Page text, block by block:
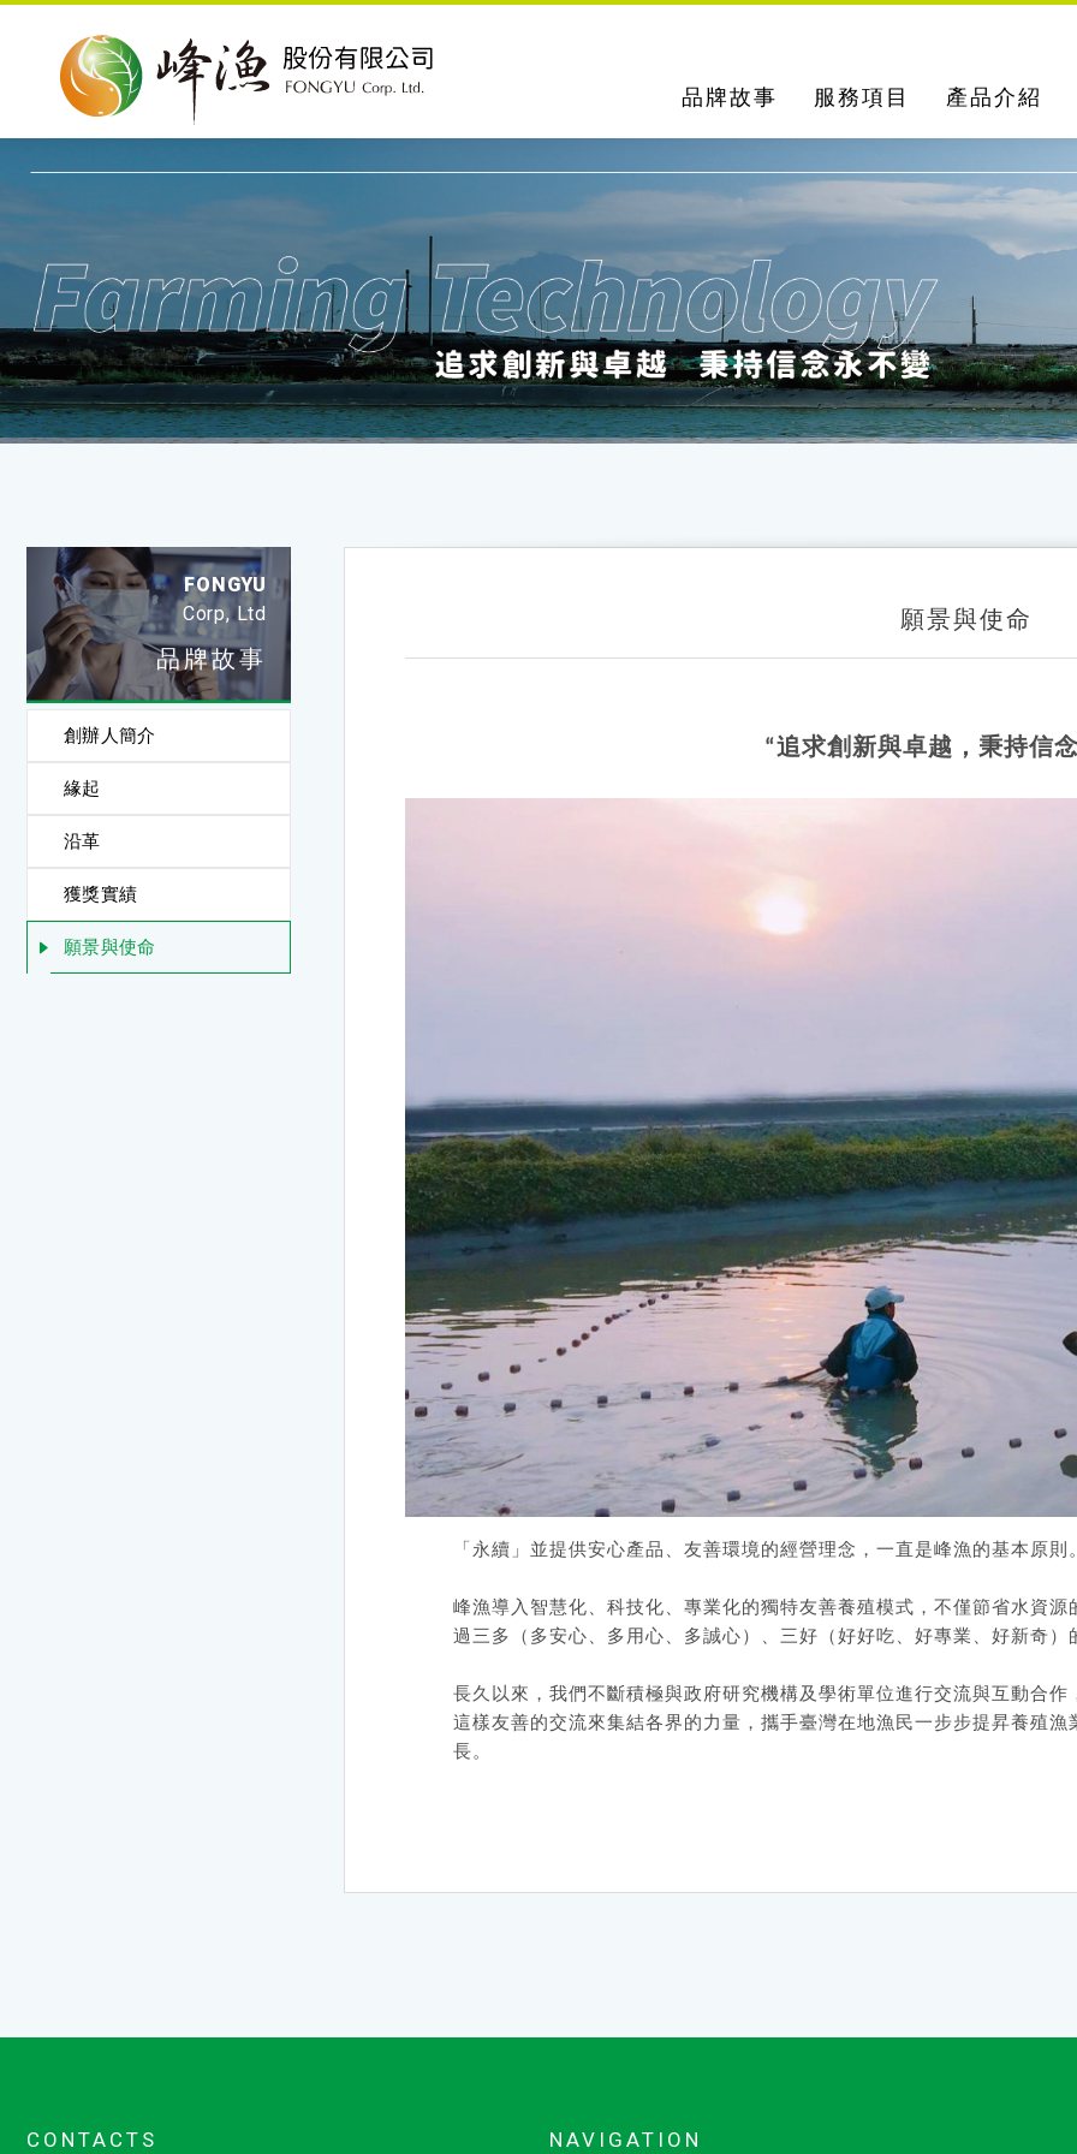
品牌故事 服務項目 產品介紹
FONGYU
Corp, Ltd
品牌故事
創辦人簡介
緣起
沿革
獲獎實績
願景與使命
願景與使命
“追求創新與卓越，秉持信
「永續」並提供安心產品、友善環境的經營理念，一直是峰漁的基本原則
峰漁導入智慧化、科技化、專業化的獨特友善養殖模式，不僅節省水資
過三多（多安心、多用心、多誠心）、三好（好好吃、好專業、好新奇
長久以來，我們不斷積極與政府研究機構及學術單位進行交流與互動合
這樣友善的交流來集結各界的力量，攜手臺灣在地漁民一步步提昇養殖
長。
CONTACTS NAVIGATION